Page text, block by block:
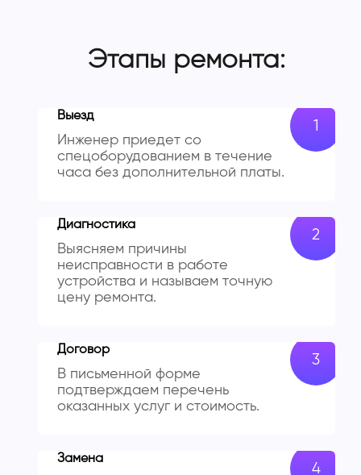
Этапы ремонта:
Выезд
Инженер приедет со
спецоборудованием в течение
часа без дополнительной платы.
Диагностика
Выясняем причины
неисправности в работе
устройства и называем точную
цену ремонта.
Договор
В письменной форме
подтверждаем перечень
оказанных услуг и стоимость.
Замена